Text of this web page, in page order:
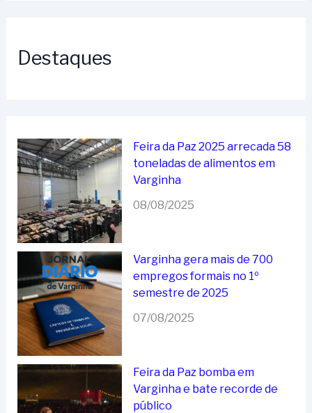
Destaques
Feira da Paz 2025 arrecada 58
toneladas de alimentos em
Varginha
08/08/2025
Varginha gera mais de 700
empregos formais no 1º
semestre de 2025
07/08/2025
Feira da Paz bomba em
Varginha e bate recorde de
público